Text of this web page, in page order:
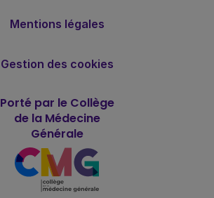
Mentions légales
Gestion des cookies
Porté par le Collège
de la Médecine
Générale